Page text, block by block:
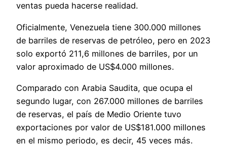
ventas pueda hacerse realidad.
Oficialmente, Venezuela tiene 300.000 millones
de barriles de reservas de petróleo, pero en 2023
solo exportó 211,6 millones de barriles, por un
valor aproximado de US$4.000 millones.
Comparado con Arabia Saudita, que ocupa el
segundo lugar, con 267.000 millones de barriles
de reservas, el país de Medio Oriente tuvo
exportaciones por valor de US$181.000 millones
en el mismo periodo, es decir, 45 veces más.